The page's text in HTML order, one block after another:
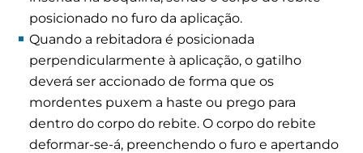
posicionado no furo da aplicação.
Quando a rebitadora é posicionada
perpendicularmente à aplicação, o gatilho
deverá ser accionado de forma que os
mordentes puxem a haste ou prego para
dentro do corpo do rebite. O corpo do rebite
deformar-se-á, preenchendo o furo e apertando